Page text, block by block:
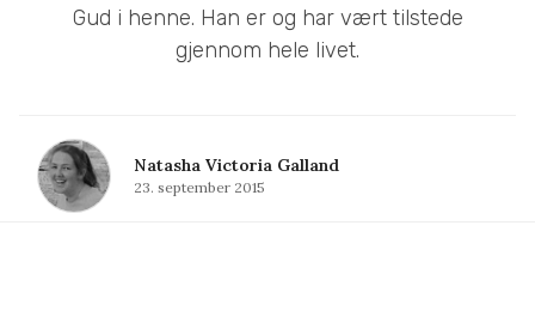
Gud i henne. Han er og har vært tilstede
gjennom hele livet.
Natasha Victoria Galland
23. september 2015